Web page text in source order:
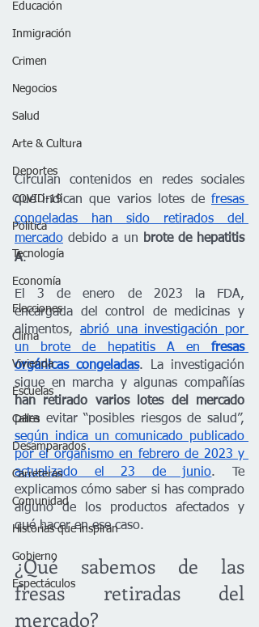
Educación
Inmigración
Crimen
Negocios
Salud
Arte & Cultura
Deportes
COVID-19
Política
Tecnología
Economía
Elecciones
Clima
Vivienda
Escuelas
Calles
Desamparados
Carreteras
Comunidad
Historias que inspiran
Gobierno
Espectáculos
Circulan contenidos en redes sociales
que indican que varios lotes de fresas
congeladas han sido retirados del
mercado debido a un brote de hepatitis
A.
El 3 de enero de 2023 la FDA,
encargada del control de medicinas y
alimentos,
abrió una investigación por
un brote de hepatitis A en fresas
orgánicas congeladas. La investigación
han retirado varios lotes del mercado
según indica un comunicado publicado
por el organismo en febrero de 2023 y
actualizado el 23 de junio. Te
explicamos cómo saber si has comprado
alguno de los productos afectados y
qué hacer en ese caso.
¿Qué sabemos de las
fresas retiradas del
mercado?